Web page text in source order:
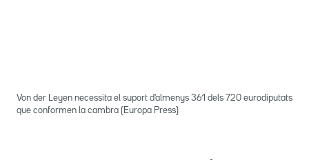
Von der Leyen necessita el suport d'almenys 361 dels 720 eurodiputats
que conformen la cambra (Europa Press)